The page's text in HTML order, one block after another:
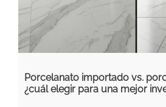
Porcelanato importado vs.
¿cuál elegir para una mejor